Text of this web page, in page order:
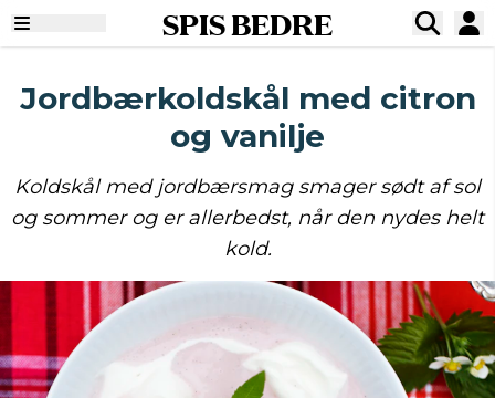
SPIS BEDRE
Jordbærkoldskål med citron
og vanilje
Koldskål med jordbærsmag smager sødt af sol
og sommer og er allerbedst, når den nydes helt
kold.